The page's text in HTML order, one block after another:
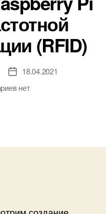
(RFID)
Д
т
и
18.04.2021
к
е
нет